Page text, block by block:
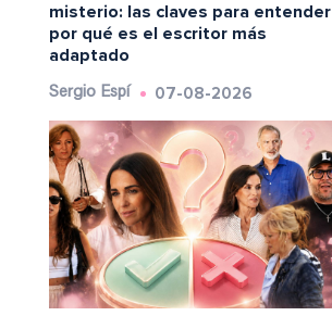
misterio: las claves para entender
por qué es el escritor más
adaptado
Sergio Espí 07-08-2026